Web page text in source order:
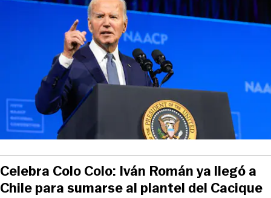
Celebra Colo Colo: Iván Román ya llegó a
Chile para sumarse al plantel del Cacique